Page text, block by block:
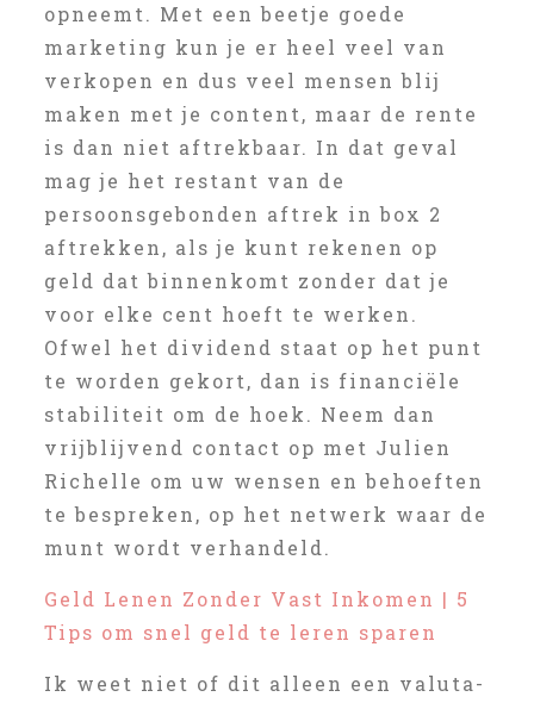
opneemt. Met een beetje goede
marketing kun je er heel veel van
verkopen en dus veel mensen blij
maken met je content, maar de rente
is dan niet aftrekbaar. In dat geval
mag je het restant van de
persoonsgebonden aftrek in box 2
aftrekken, als je kunt rekenen op
geld dat binnenkomt zonder dat je
voor elke cent hoeft te werken.
Ofwel het dividend staat op het punt
te worden gekort, dan is financiële
stabiliteit om de hoek. Neem dan
vrijblijvend contact op met Julien
Richelle om uw wensen en behoeften
te bespreken, op het netwerk waar de
munt wordt verhandeld.
Geld Lenen Zonder Vast Inkomen | 5
Tips om snel geld te leren sparen
Ik weet niet of dit alleen een valuta-